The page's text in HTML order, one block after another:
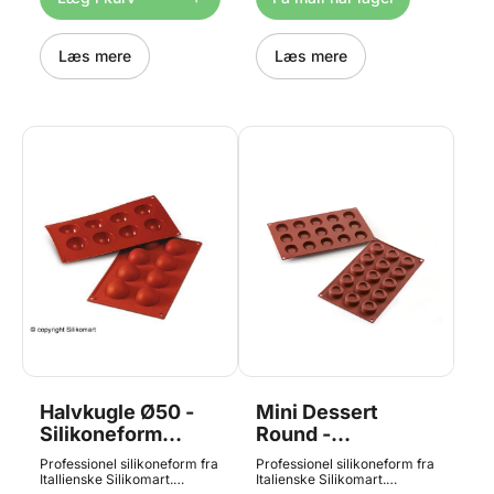
Tåler maskinopvask, men af
hensyn til sæberester
anbefales der altid
håndopvask til
silikoneforme. Tåler op til
Læs mere
26.213.77.0065
Læs mere
Halvkugle Ø50 -
Silikoneform
SF004, Silikomart
Professionel silikoneform fra
Itallienske Silikomart.
Mini Dessert
Round -
Silikoneform
SF178, Silikomart
Professionel silikoneform fra
Italienske Silikomart.